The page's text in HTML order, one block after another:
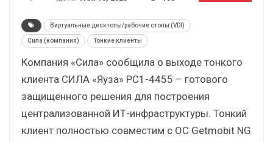
Виртуальные десктопы/рабочие столы (VDI)
Сила (компания) Тонкие клиенты
Компания «Сила» сообщила о выходе тонкого
клиента СИЛА «Яуза» РС1-4455 – готового
защищенного решения для построения
централизованной ИТ-инфраструктуры. Тонкий
клиент полностью совместим с ОС Getmobit NG